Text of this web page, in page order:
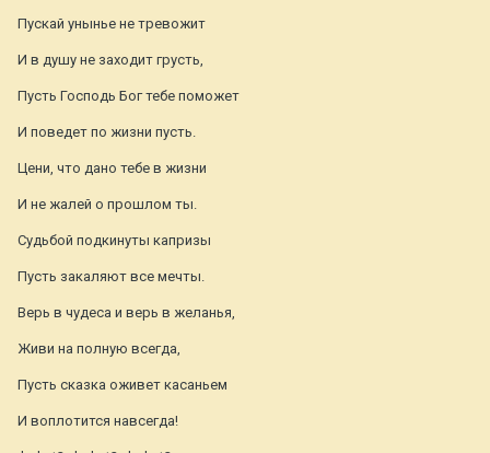
Пускай унынье не тревожит
И в душу не заходит грусть,
Пусть Господь Бог тебе поможет
И поведет по жизни пусть.
Цени, что дано тебе в жизни
И не жалей о прошлом ты.
Судьбой подкинуты капризы
Пусть закаляют все мечты.
Верь в чудеса и верь в желанья,
Живи на полную всегда,
Пусть сказка оживет касаньем
И воплотится навсегда!